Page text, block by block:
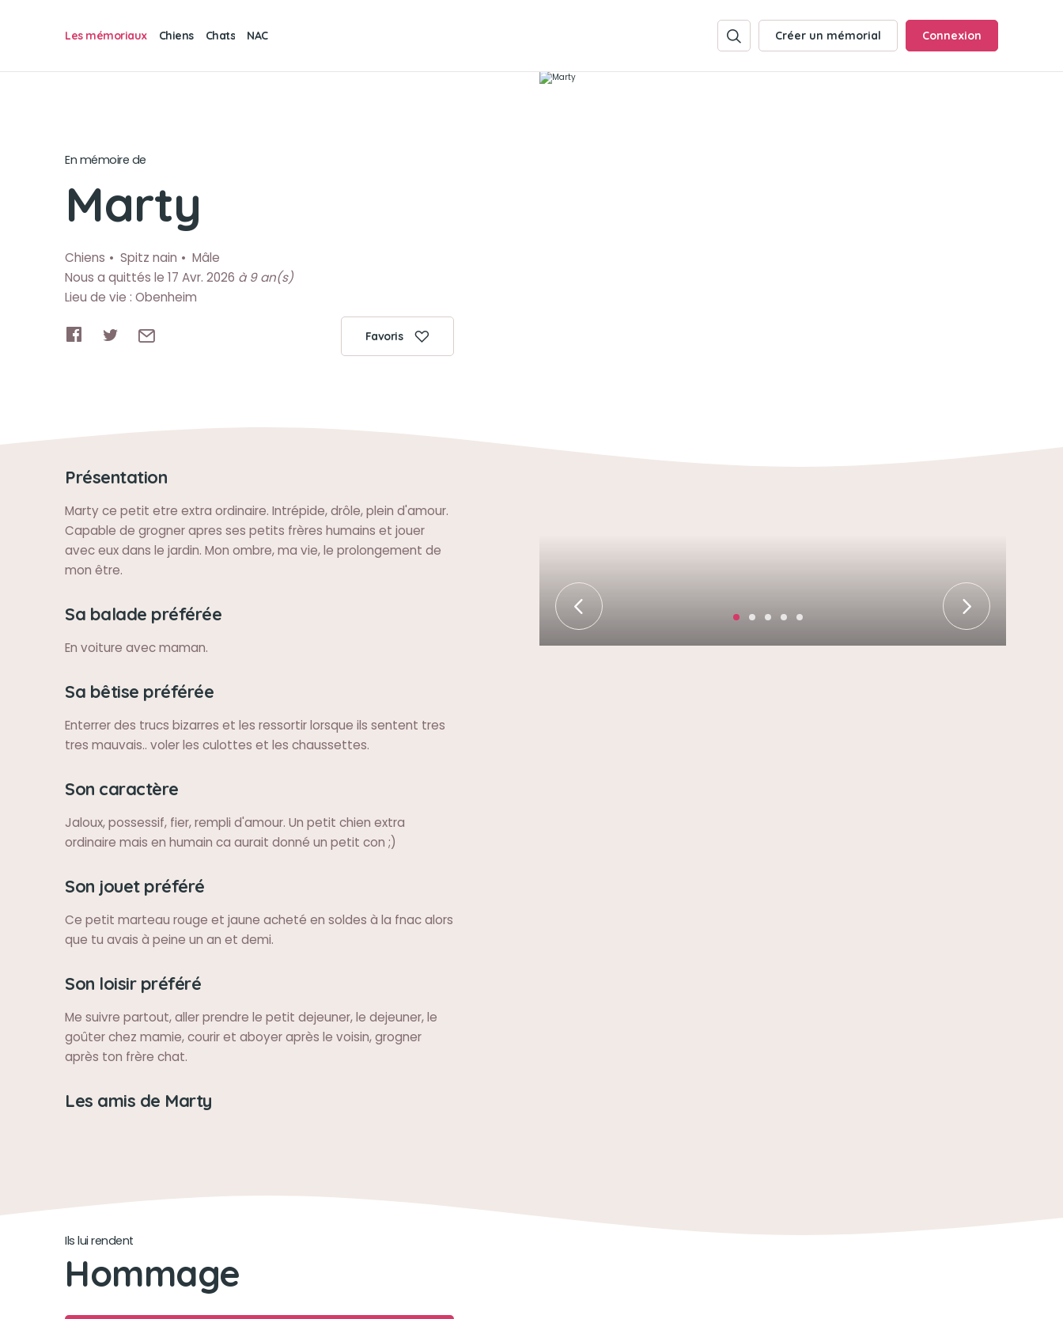
Les mémoriaux Chiens Chats NAC Créer un mémorial Connexion
En mémoire de
Marty
Chiens Spitz nain
Mâle
Nous a quittés le 17 Avr. 2026 à 9 an(s)
Lieu de vie : Obenheim
Favoris
Présentation
Marty ce petit etre extra ordinaire. Intrépide, drôle, plein d'amour.
Capable de grogner apres ses petits frères humains et jouer
avec eux dans le jardin. Mon ombre, ma vie, le prolongement de
mon être.
Sa balade préférée
En voiture avec maman.
Sa bêtise préférée
Enterrer des trucs bizarres et les ressortir lorsque ils sentent tres
tres mauvais.. voler les culottes et les chaussettes.
Son caractère
Jaloux, possessif, fier, rempli d'amour. Un petit chien extra
ordinaire mais en humain ca aurait donné un petit con ;)
Son jouet préféré
Ce petit marteau rouge et jaune acheté en soldes à la fnac alors
que tu avais à peine un an et demi.
Son loisir préféré
Me suivre partout, aller prendre le petit dejeuner, le dejeuner, le
goûter chez mamie, courir et aboyer après le voisin, grogner
après ton frère chat.
Les amis de Marty
Ils lui rendent
Hommage